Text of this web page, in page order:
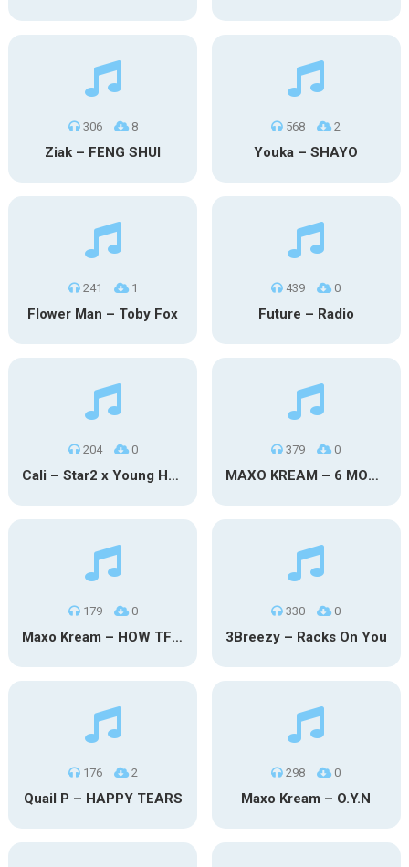
306 8
Ziak – FENG SHUI
568 2
Youka – SHAYO
241 1
Flower Man – Toby Fox
439 0
Future – Radio
204 0
Cali – Star2 x Young Henny
379 0
MAXO KREAM – 6 MONTHS CLEAN
179 0
Maxo Kream – HOW TF I’M LUCKY
330 0
3Breezy – Racks On You
176 2
Quail P – HAPPY TEARS
298 0
Maxo Kream – O.Y.N